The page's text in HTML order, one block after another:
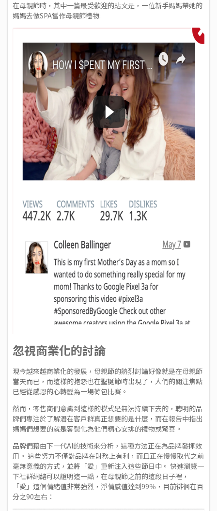
在母親節時，其中一篇最受歡迎的貼文是，一位新手媽媽帶她的
媽媽去做SPA當作母親節禮物:
忽視商業化的討論
現今越來越商業化的發展，母親節的熱烈討論好像就是在母親節
當天而已，而這樣的抱怨也在聖誕節時出現了，人們的關注焦點
已經從感恩的心轉變為一場荷包比賽。
然而，零售商們意識到這樣的模式是無法持續下去的，聰明的品
牌們專注於了解潛在客戶群真正想要的是什麼 ，而在報告中指出
媽媽們想要的就是客製化為他們精心安排的禮物或驚喜。
品牌們藉由下一代AI的技術來分析，這種方法正在為品牌發揮效
用。 這些努力不僅對品牌在財務上有利 ，而且正在慢慢取代之前
毫無意義的方式，並將「愛」重新注入這些節日中。 快速瀏覽一
下社群網絡可以證明這一點，在母親節之前的這段日子裡，
「愛」這個情緒值非常強烈，淨情感值達到99％，目前徘徊在百
分之90左右：